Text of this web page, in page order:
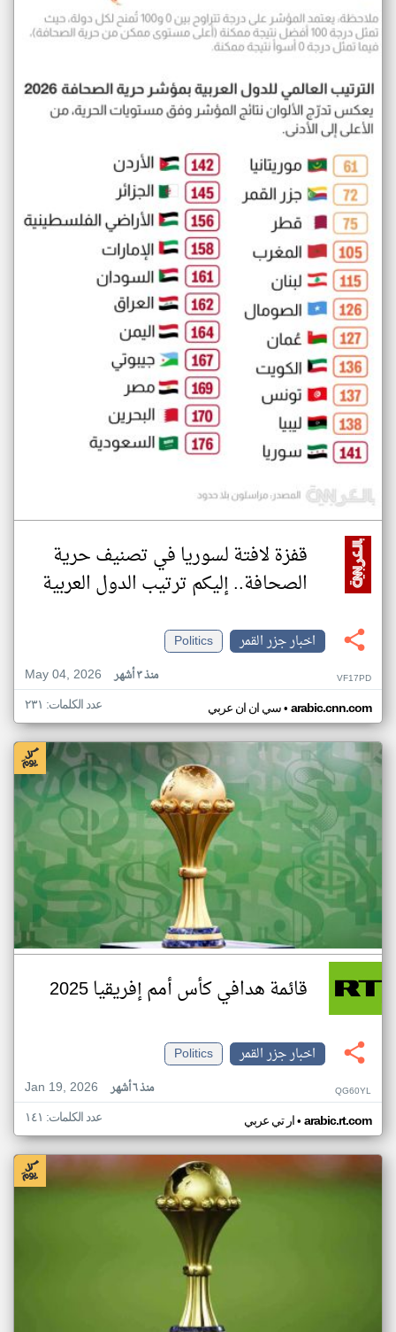
قفزة لافتة لسوريا في تصنيف حرية
الصحافة.. إليكم ترتيب الدول العربية
اخبار جزر القمر
Politics
May 04, 2026
منذ ٣ أشهر VF17PD
سي ان ان عربي• arabic.cnn.com عدد الكلمات: ٢٣١
قائمة هدافي كأس أمم إفريقيا 2025
اخبار جزر القمر
Politics
Jan 19, 2026
منذ ٦ أشهر QG60YL
ار تي عربي• arabic.rt.com عدد الكلمات: ١٤١